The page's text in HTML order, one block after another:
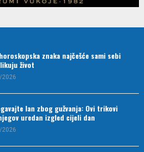
znaka najčešće sami sebi
život
2026
lan zbog gužvanja: Ovi trikovi
uredan izgled cijeli dan
2026